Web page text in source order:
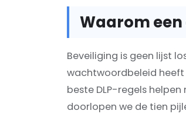
Waarom
Beveiliging is geen lijst
wachtwoordbeleid heeft
beste DLP-regels
doorlopen we de tien